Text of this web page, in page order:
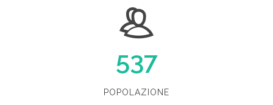
537
POPOLAZIONE